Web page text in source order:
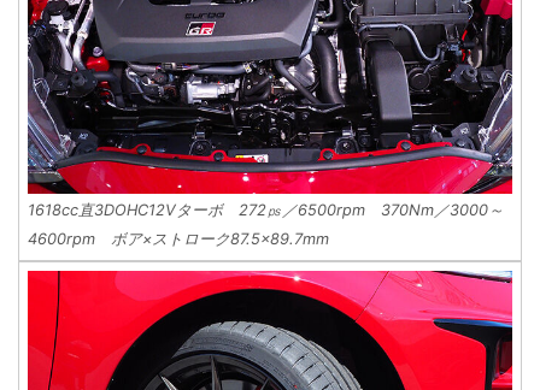
1618cc直3DOHC12Vターボ 272㎰／6500rpm 370Nm／3000～
4600rpm ボア×ストローク87.5×89.7mm